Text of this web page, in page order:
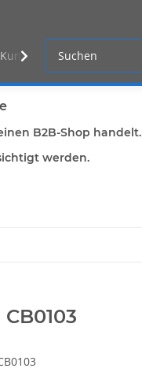
Kunden Log-in
B2B-Shop handelt.
werden.